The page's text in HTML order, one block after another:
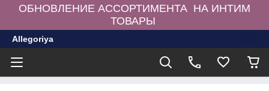
ОБНОВЛЕНИЕ АССОРТИМЕНТА НА ИНТИМ
ТОВАРЫ
Allegoriya